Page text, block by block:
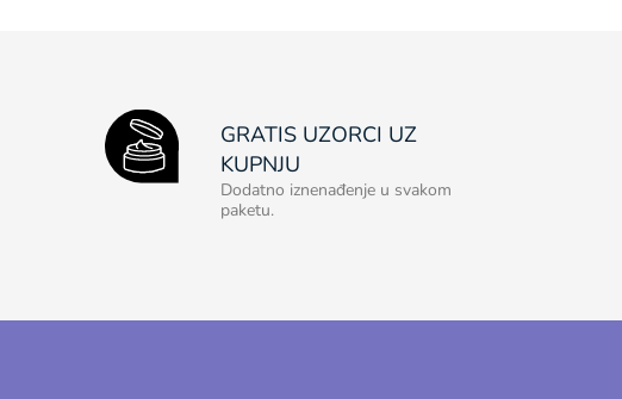
GRATIS UZORCI UZ
KUPNJU
Dodatno iznenađenje u svakom
paketu.